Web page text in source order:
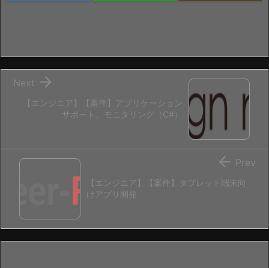
【エンジニア】【案件】アプリケーション
サポート、モニタリング（C#）

Next
【エンジニア】【案件】タブレット端末向
けアプリ開発
 Prev